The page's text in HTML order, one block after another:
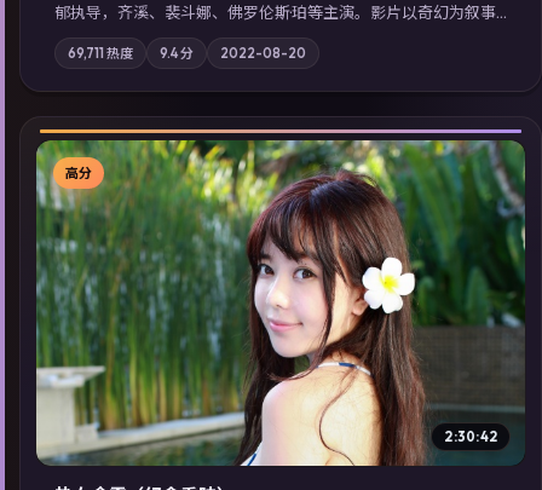
郁执导，齐溪、裴斗娜、佛罗伦斯·珀等主演。影片以奇幻为叙事
主轴，边境小镇的平静被一封匿名信彻底打破；摄影与配乐强化
地域气质；站内亦可通过「国产免费观看高清电视剧在线看」延
展检索同类型高分佳作，畅享高清在线追剧体验。
69,711 热度 9.4分 2022-08-20
▶
高分
2:30:42